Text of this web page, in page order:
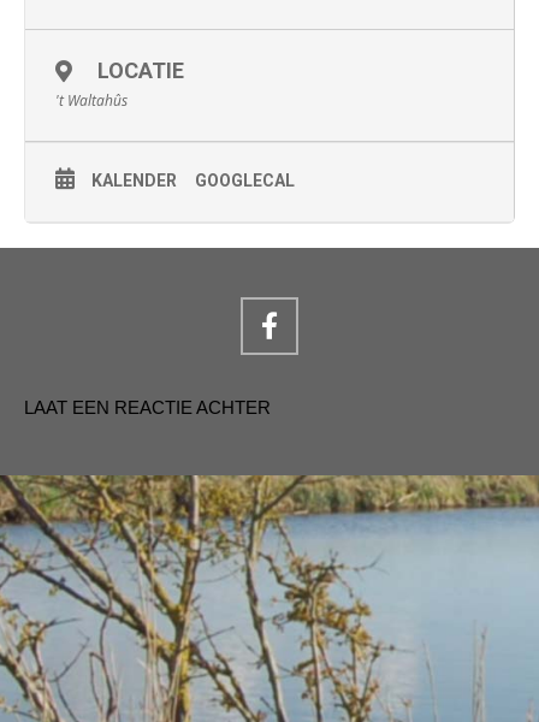
LOCATIE
't Waltahûs
KALENDER GOOGLECAL
LAAT EEN REACTIE ACHTER